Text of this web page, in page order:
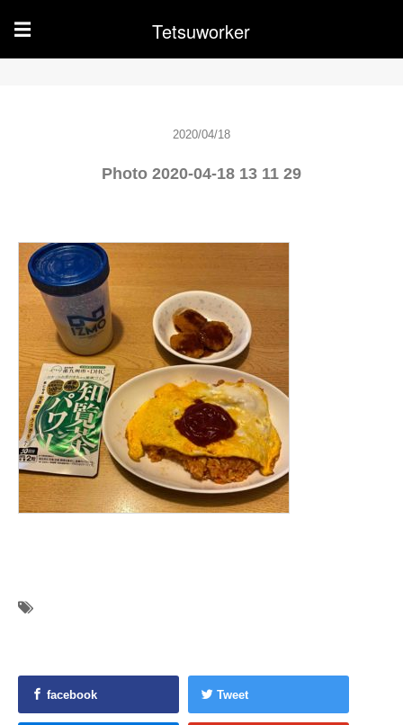
☰ Tetsuworker
2020/04/18
Photo 2020-04-18 13 11 29
facebook Tweet